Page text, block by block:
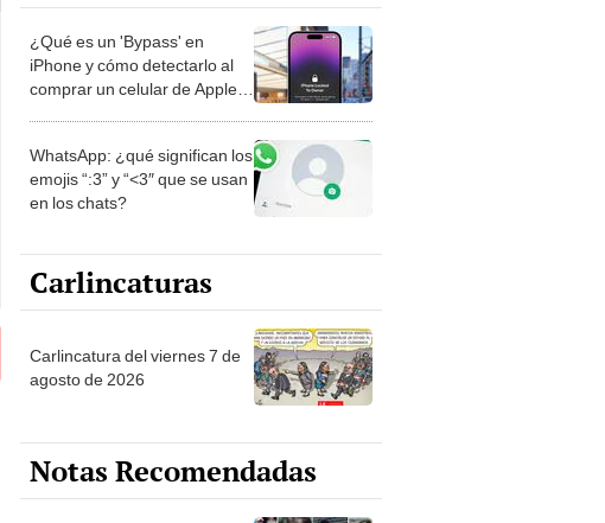
¿Qué es un 'Bypass' en
iPhone y cómo detectarlo al
comprar un celular de Apple
WhatsApp: ¿qué significan los
emojis “:3” y “<3″ que se usan
en los chats?
Carlincaturas
Carlincatura del viernes 7 de
agosto de 2026
Notas Recomendadas